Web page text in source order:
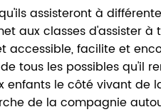
assisteront à
aux classes d'assister
accessible, facilite et
tous les possibles qu'il
le côté vivant de
de la compagnie